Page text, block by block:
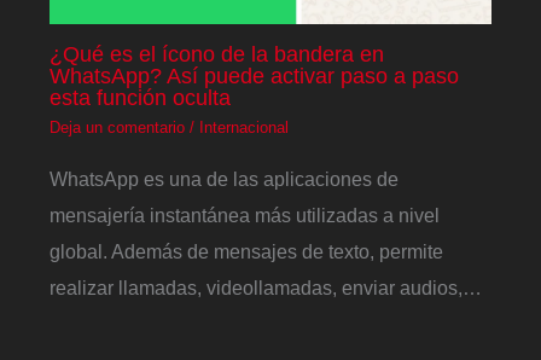
¿Qué es el ícono de la bandera en
WhatsApp? Así puede activar paso a paso
esta función oculta
Deja un comentario / Internacional
WhatsApp es una de las aplicaciones de
mensajería instantánea más utilizadas a nivel
global. Además de mensajes de texto, permite
realizar llamadas, videollamadas, enviar audios,…